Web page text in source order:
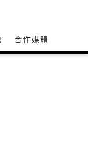
合作媒體